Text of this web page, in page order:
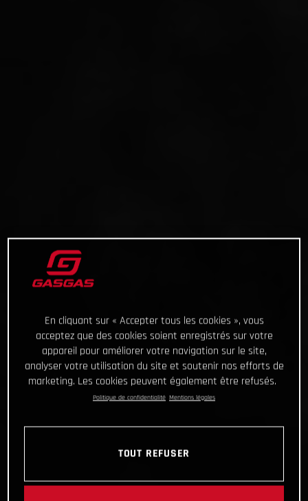
En cliquant sur « Accepter tous les cookies », vous
acceptez que des cookies soient enregistrés sur votre
appareil pour améliorer votre navigation sur le site,
analyser votre utilisation du site et soutenir nos efforts de
marketing. Les cookies peuvent également être refusés.
Politique de confidentialité Mentions légales
TOUT REFUSER